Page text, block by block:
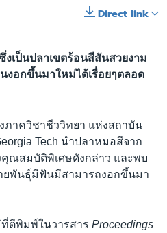
Direct link
เป็นปลาเขตร้อนสีสันสวยงาม
อกขึ้นมาใหม่ได้เรื่อยๆตลอด
ภาควิชาชีววิทยา แห่งสถาบัน
Tech นำปลาหมอสีจาก
ณสมบัติพิเศษดังกล่าว และพบ
ยพันธุ์มีฟันมีสามารถงอกขึ้นมา
ตีพิมพ์ในวารสาร Proceedings